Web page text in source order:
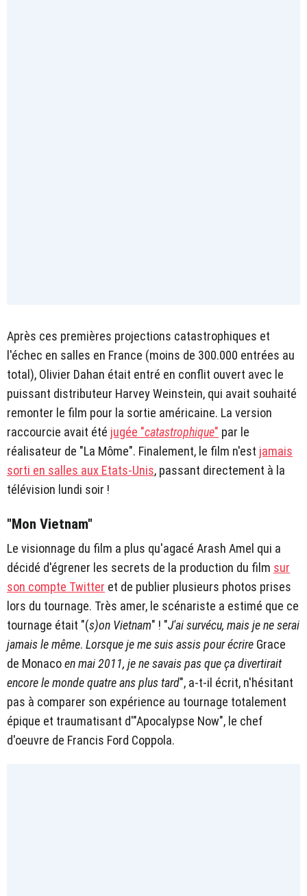
Après ces premières projections catastrophiques et
l'échec en salles en France (moins de 300.000 entrées au
total), Olivier Dahan était entré en conflit ouvert avec le
puissant distributeur Harvey Weinstein, qui avait souhaité
remonter le film pour la sortie américaine. La version
raccourcie avait été jugée "catastrophique" par le
réalisateur de "La Môme". Finalement, le film n'est jamais
sorti en salles aux Etats-Unis, passant directement à la
télévision lundi soir !
"Mon Vietnam"
Le visionnage du film a plus qu'agacé Arash Amel qui a
décidé d'égrener les secrets de la production du film sur
son compte Twitter et de publier plusieurs photos prises
lors du tournage. Très amer, le scénariste a estimé que ce
tournage était "(s)on Vietnam" ! "J'ai survécu, mais je ne serai
jamais le même. Lorsque je me suis assis pour écrire Grace
de Monacoen mai 2011, je ne savais pas que ça divertirait
encore le monde quatre ans plus tard", a-t-il écrit, n'hésitant
pas à comparer son expérience au tournage totalement
épique et traumatisant d'"Apocalypse Now", le chef
d'oeuvre de Francis Ford Coppola.